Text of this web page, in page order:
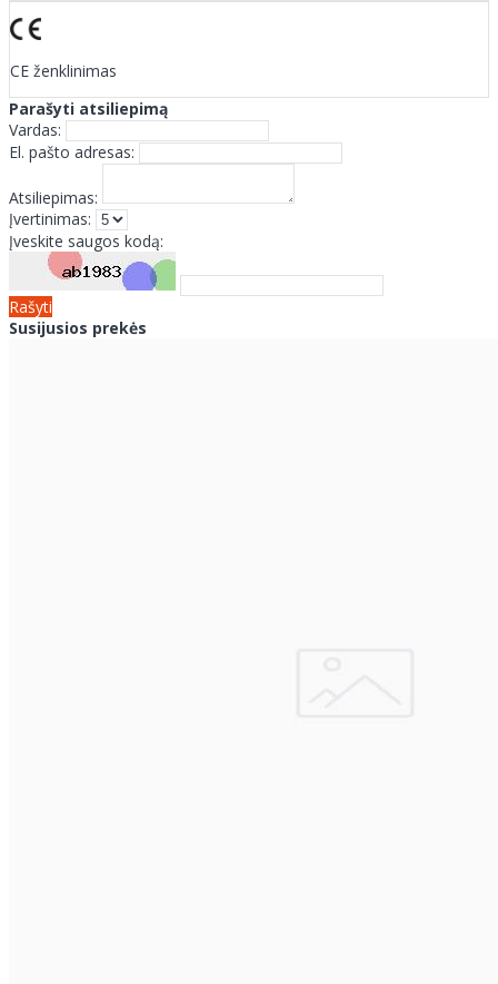
CE ženklinimas
Parašyti atsiliepimą
Vardas:
El. pašto adresas:
Atsiliepimas:
Įvertinimas:
Įveskite saugos kodą:
Rašyti
Susijusios prekės